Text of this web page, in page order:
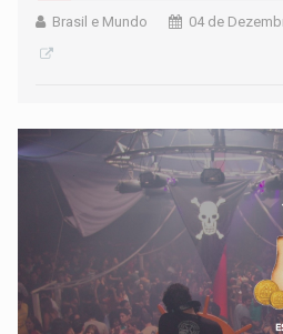
Brasil e Mundo 04 de